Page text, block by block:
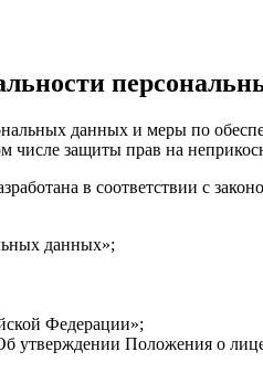
данных и меры по
числе защиты прав на
в соответствии с
данных»;
Федерации»;
Положения о